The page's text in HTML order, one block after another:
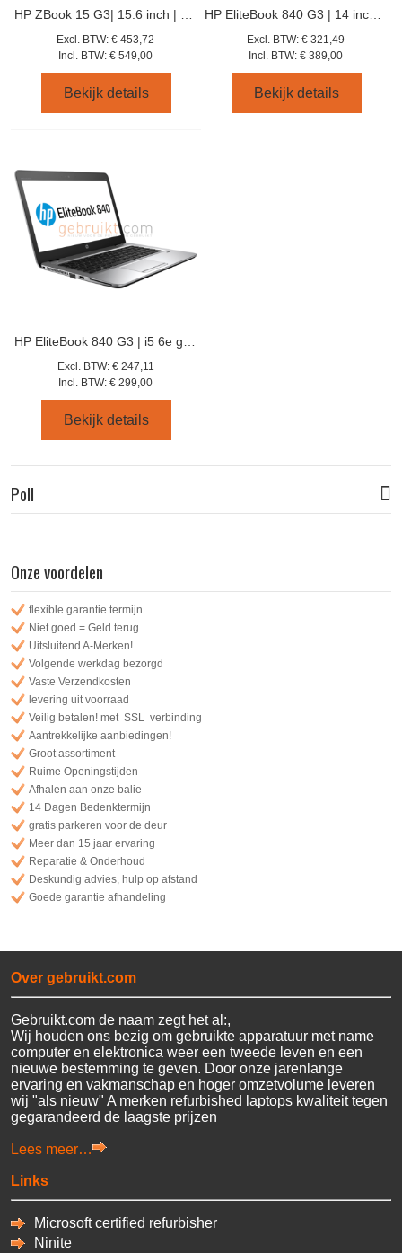
HP ZBook 15 G3| 15.6 inch | XEON E3 | 32GB | 512GB SSD |
Excl. BTW: € 453,72
Incl. BTW: € 549,00
Bekijk details
HP EliteBook 840 G3 | 14 inch | I7 | 256 GB SSD | 8 GB RAM
Excl. BTW: € 321,49
Incl. BTW: € 389,00
Bekijk details
HP EliteBook 840 G3 | i5 6e gen | 256 GB SSD | 8 GB | 14 inch
Excl. BTW: € 247,11
Incl. BTW: € 299,00
Bekijk details
Poll
Onze voordelen
flexible garantie termijn
Niet goed = Geld terug
Uitsluitend A-Merken!
Volgende werkdag bezorgd
Vaste Verzendkosten
levering uit voorraad
Veilig betalen! met SSL verbinding
Aantrekkelijke aanbiedingen!
Groot assortiment
Ruime Openingstijden
Afhalen aan onze balie
14 Dagen Bedenktermijn
gratis parkeren voor de deur
Meer dan 15 jaar ervaring
Reparatie & Onderhoud
Deskundig advies, hulp op afstand
Goede garantie afhandeling
Over gebruikt.com
Gebruikt.com de naam zegt het al:,
Wij houden ons bezig om gebruikte apparatuur met name
computer en elektronica weer een tweede leven en een
nieuwe bestemming te geven. Door onze jarenlange
ervaring en vakmanschap en hoger omzetvolume leveren
wij "als nieuw" A merken refurbished laptops kwaliteit tegen
gegarandeerd de laagste prijzen
Lees meer…
Links
Microsoft certified refurbisher
Ninite